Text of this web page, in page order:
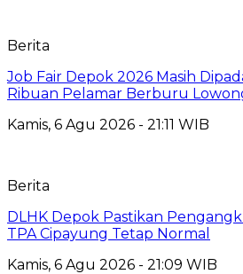
Berita
Job Fair Depok 2026 Masih
Ribuan Pelamar Berburu
Kamis, 6 Agu 2026 - 21:11 WIB
Berita
DLHK Depok Pastikan
TPA Cipayung Tetap Normal
Kamis, 6 Agu 2026 - 21:09 WIB